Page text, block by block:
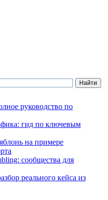
руководство по
гид по ключевым
на примере
сообщества для
реального кейса из